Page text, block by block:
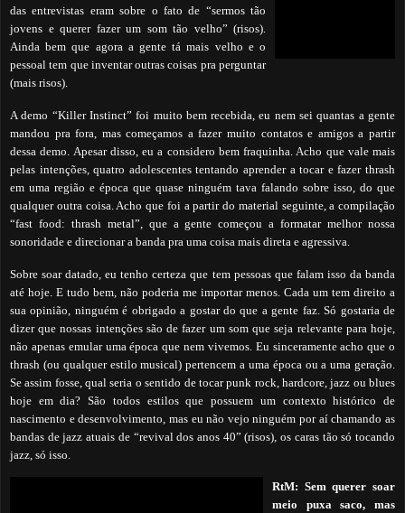
das entrevistas eram sobre o fato de “sermos tão
jovens e querer fazer um som tão velho” (risos).
Ainda bem que agora a gente tá mais velho e o
pessoal tem que inventar outras coisas pra perguntar
(mais risos).
A demo “Killer Instinct” foi muito bem recebida, eu nem sei quantas a gente
mandou pra fora, mas começamos a fazer muito contatos e amigos a partir
dessa demo. Apesar disso, eu a considero bem fraquinha. Acho que vale mais
pelas intenções, quatro adolescentes tentando aprender a tocar e fazer thrash
em uma região e época que quase ninguém tava falando sobre isso, do que
qualquer outra coisa. Acho que foi a partir do material seguinte, a compilação
“fast food: thrash metal”, que a gente começou a formatar melhor nossa
sonoridade e direcionar a banda pra uma coisa mais direta e agressiva.
Sobre soar datado, eu tenho certeza que tem pessoas que falam isso da banda
até hoje. E tudo bem, não poderia me importar menos. Cada um tem direito a
sua opinião, ninguém é obrigado a gostar do que a gente faz. Só gostaria de
dizer que nossas intenções são de fazer um som que seja relevante para hoje,
não apenas emular uma época que nem vivemos. Eu sinceramente acho que o
thrash (ou qualquer estilo musical) pertencem a uma época ou a uma geração.
Se assim fosse, qual seria o sentido de tocar punk rock, hardcore, jazz ou blues
hoje em dia? São todos estilos que possuem um contexto histórico de
nascimento e desenvolvimento, mas eu não vejo ninguém por aí chamando as
bandas de jazz atuais de “revival dos anos 40” (risos), os caras tão só tocando
jazz, só isso.
RtM: Sem querer soar
meio puxa saco, mas